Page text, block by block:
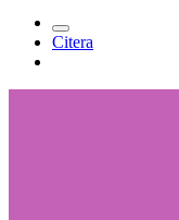
Citera